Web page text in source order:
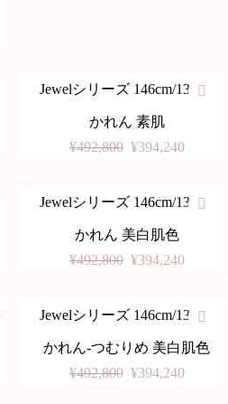
-20%
Jewelシリーズ 146cm/136cm
かれん 素肌
¥492,800 ¥394,240
-20%
Jewelシリーズ 146cm/136cm
かれん 美白肌色
¥492,800 ¥394,240
-20%
Jewelシリーズ 146cm/136cm
かれん-つむりめ 美白肌色
¥492,800 ¥394,240